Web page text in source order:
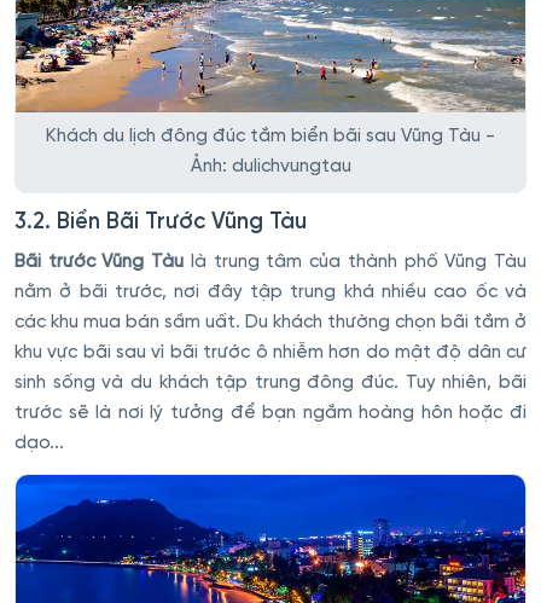
Khách du lịch đông đúc tắm biển bãi sau Vũng Tàu -
Ảnh: dulichvungtau
3.2. Biển Bãi Trước Vũng Tàu
Bãi trước Vũng Tàu là trung tâm của thành phố Vũng Tàu
nằm ở bãi trước, nơi đây tập trung khá nhiều cao ốc và
các khu mua bán sầm uất. Du khách thường chọn bãi tắm ở
khu vực bãi sau vì bãi trước ô nhiễm hơn do mật độ dân cư
sinh sống và du khách tập trung đông đúc. Tuy nhiên, bãi
trước sẽ là nơi lý tưởng để bạn ngắm hoàng hôn hoặc đi
dạo...